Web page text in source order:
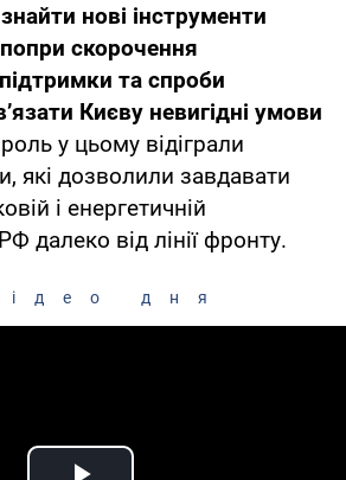
нові інструменти
скорочення
та спроби
Києву невигідні умови
у цьому відіграли
які дозволили завдавати
і енергетичній
далеко від лінії фронту.
дня